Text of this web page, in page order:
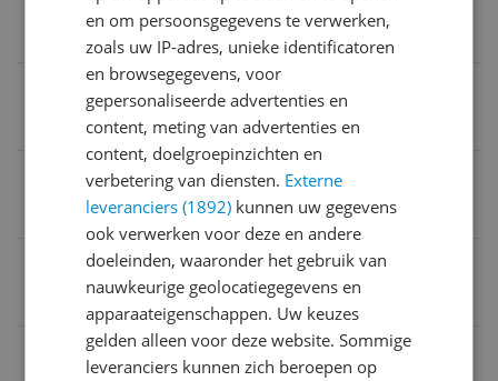
Geluidsniveau
Uitzonderingen fabrieksgarantie
Grijs met Blauw
Zuig functionaliteit
en om persoonsgegevens te verwerken,
zoals uw IP-adres, unieke identificatoren
en browsegegevens, voor
gepersonaliseerde advertenties en
content, meting van advertenties en
content, doelgroepinzichten en
verbetering van diensten. Externe
leveranciers (1892) kunnen uw gegevens
ook verwerken voor deze en andere
doeleinden, waaronder het gebruik van
nauwkeurige geolocatiegegevens en
apparaateigenschappen. Uw keuzes
gelden alleen voor deze website. Sommige
leveranciers kunnen zich beroepen op